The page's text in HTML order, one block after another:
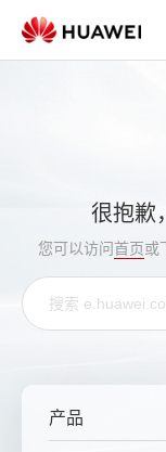
很抱歉
您可以访问首页或
产品